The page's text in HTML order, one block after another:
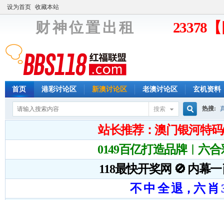
设为首页 收藏本站
财 神 位 置 出 租 23378
首页 港彩讨论区 新澳讨论区 老澳讨论区 玄机资料
搜索
搜
索
热搜: